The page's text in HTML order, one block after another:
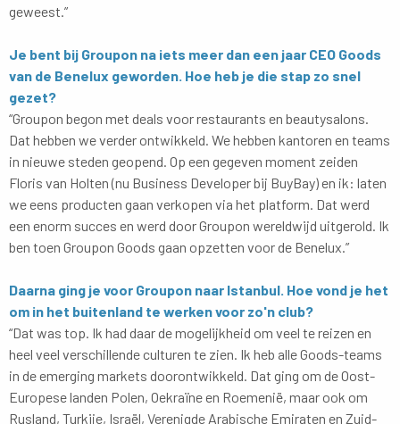
geweest.”
Je bent bij Groupon na iets meer dan een jaar CEO Goods
van de Benelux geworden. Hoe heb je die stap zo snel
gezet?
“Groupon begon met deals voor restaurants en beautysalons.
Dat hebben we verder ontwikkeld. We hebben kantoren en teams
in nieuwe steden geopend. Op een gegeven moment zeiden
Floris van Holten (nu Business Developer bij BuyBay) en ik: laten
we eens producten gaan verkopen via het platform. Dat werd
een enorm succes en werd door Groupon wereldwijd uitgerold. Ik
ben toen Groupon Goods gaan opzetten voor de Benelux.”
Daarna ging je voor Groupon naar Istanbul. Hoe vond je het
om in het buitenland te werken voor zo'n club?
“Dat was top. Ik had daar de mogelijkheid om veel te reizen en
heel veel verschillende culturen te zien. Ik heb alle Goods-teams
in de emerging markets doorontwikkeld. Dat ging om de Oost-
Europese landen Polen, Oekraïne en Roemenië, maar ook om
Rusland, Turkije, Israël, Verenigde Arabische Emiraten en Zuid-